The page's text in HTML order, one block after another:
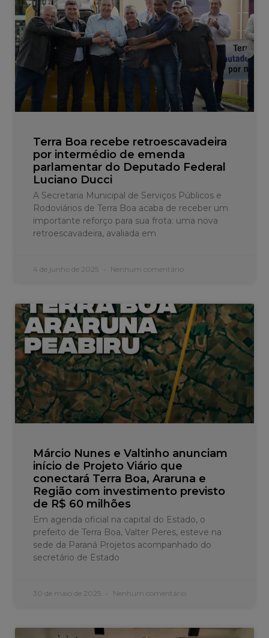
Terra Boa recebe retroescavadeira
por intermédio de emenda
parlamentar do Deputado Federal
Luciano Ducci
A Secretaria Municipal de Serviços Públicos e
Rodoviários de Terra Boa acaba de receber um
importante reforço para sua frota: uma nova
retroescavadeira, avaliada em
4 de junho de 2025 Nenhum comentário
Márcio Nunes e Valtinho anunciam
início de Projeto Viário que
conectará Terra Boa, Araruna e
Região com investimento previsto
de R$ 60 milhões
Em agenda oficial na capital do Estado, o
prefeito de Terra Boa, Valter Peres, esteve na
sede da Paraná Projetos acompanhado do
secretário de Estado
30 de maio de 2025 Nenhum comentário